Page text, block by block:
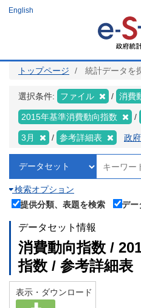
ツ
English
トップページ 統計データを
選択条件: ファイル 消費
2015年基準消費動向指数
3月 参考詳細表 政
検索オプション
提供分類、表題を検索
デー
データセット情報
消費動向指数 /
指数 / 参考詳細表
表示・ダウンロード